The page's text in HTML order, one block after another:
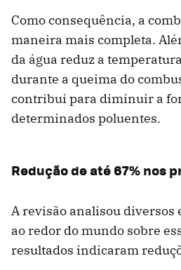
Como consequência, a
maneira mais completa.
da água reduz a
durante a queima do
contribui para diminuir a
determinados poluentes.
Redução de até 67% nos
A revisão analisou diversos
ao redor do mundo sobre
resultados indicaram